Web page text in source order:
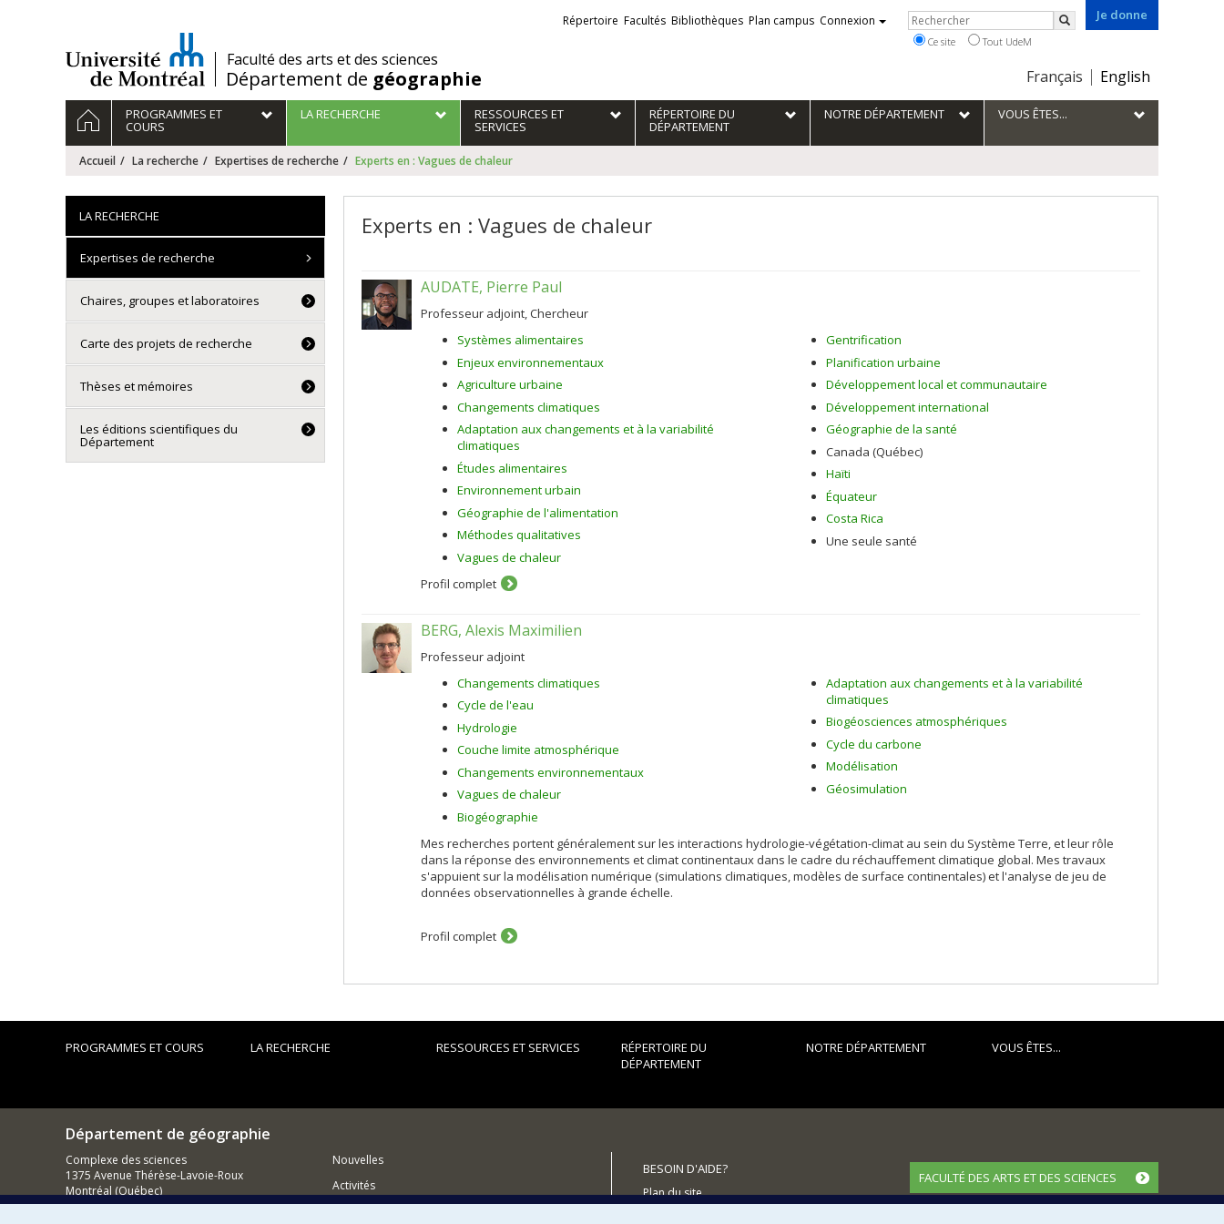
/Faculté des arts et des sciences
Département de géographie
Je donne
Choix
la
langue
Français English
Liens
externes
Répertoire Facultés Bibliothèques Plan campus Connexion Rechercher
Rechercher
Ce site Tout UdeM
Navigation
principale
ACCUEILPROGRAMMES ET
COURS
LA RECHERCHE RESSOURCES ET
SERVICES
RÉPERTOIRE DU
DÉPARTEMENT
NOTRE DÉPARTEMENT VOUS ÊTES...
Accueil La recherche Expertises de recherche Experts en : Vagues de chaleur
Experts en : Vagues de chaleur
AUDATE, Pierre Paul
Professeur adjoint, Chercheur
Systèmes alimentaires
Enjeux environnementaux
Agriculture urbaine
Changements climatiques
Adaptation aux changements et à la variabilité
climatiques
Études alimentaires
Environnement urbain
Géographie de l'alimentation
Méthodes qualitatives
Vagues de chaleur
Gentrification
Planification urbaine
Développement local et communautaire
Développement international
Géographie de la santé
Canada (Québec)
Haïti
Équateur
Costa Rica
Une seule santé
Profil complet
BERG, Alexis Maximilien
Professeur adjoint
Changements climatiques
Cycle de l'eau
Hydrologie
Couche limite atmosphérique
Changements environnementaux
Vagues de chaleur
Biogéographie
Adaptation aux changements et à la variabilité
climatiques
Biogéosciences atmosphériques
Cycle du carbone
Modélisation
Géosimulation
Mes recherches portent généralement sur les interactions hydrologie-végétation-climat au sein du Système Terre, et leur rôle
dans la réponse des environnements et climat continentaux dans le cadre du réchauffement climatique global. Mes travaux
s'appuient sur la modélisation numérique (simulations climatiques, modèles de surface continentales) et l'analyse de jeu de
données observationnelles à grande échelle.
Profil complet
LA RECHERCHE
Expertises de recherche
Chaires, groupes et laboratoires
Carte des projets de recherche
Thèses et mémoires
Les éditions scientifiques du
Département
PROGRAMMES ET COURS LA RECHERCHE RESSOURCES ET SERVICES
RÉPERTOIRE DU
DÉPARTEMENT
NOTRE DÉPARTEMENT VOUS ÊTES...
Département de géographie
Complexe des sciences
1375 Avenue Thérèse-Lavoie-Roux
Montréal (Québec)
H2V 0B3
Nouvelles
Activités
BESOIN D'AIDE?
Plan du site
FACULTÉ DES ARTS ET DES SCIENCES